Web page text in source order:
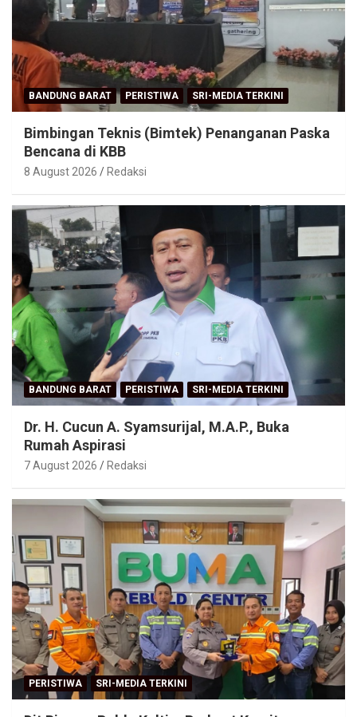
BANDUNG BARAT PERISTIWA SRI-MEDIA TERKINI
Bimbingan Teknis (Bimtek) Penanganan Paska
Bencana di KBB
8 August 2026 Redaksi
BANDUNG BARAT PERISTIWA SRI-MEDIA TERKINI
Dr. H. Cucun A. Syamsurijal, M.A.P., Buka
Rumah Aspirasi
7 August 2026 Redaksi
PERISTIWA SRI-MEDIA TERKINI